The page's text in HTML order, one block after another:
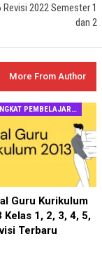
2022 Semester 1
dan 2
More From Author
PERANGKAT PEMBELAJARAN
Guru Kurikulum
Kelas 1, 2, 3, 4, 5,
Terbaru